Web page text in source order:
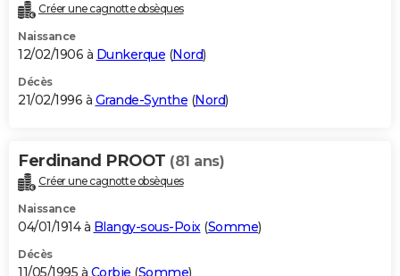
Créer une cagnotte obsèques
Naissance
12/02/1906 à Dunkerque (Nord)
Décès
21/02/1996 à Grande-Synthe (Nord)
Ferdinand PROOT (81 ans)
Créer une cagnotte obsèques
Naissance
04/01/1914 à Blangy-sous-Poix(Somme)
Décès
11/05/1995 à Corbie (Somme)